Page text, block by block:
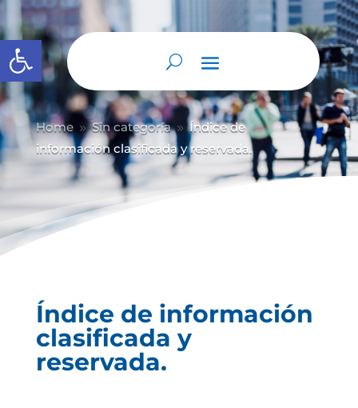
Abrir barra de herramientas
Home 9 Sin categoría 9 Índice de
información clasificada y reservada.
Índice de información
clasificada y
reservada.